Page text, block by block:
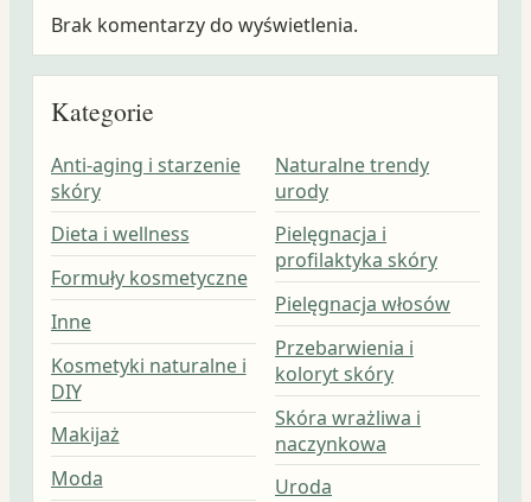
Brak komentarzy do wyświetlenia.
Kategorie
Anti-aging i starzenie
skóry
Dieta i wellness
Formuły kosmetyczne
Inne
Kosmetyki naturalne i
DIY
Makijaż
Moda
Naturalne trendy
urody
Pielęgnacja i
profilaktyka skóry
Pielęgnacja włosów
Przebarwienia i
koloryt skóry
Skóra wrażliwa i
naczynkowa
Uroda